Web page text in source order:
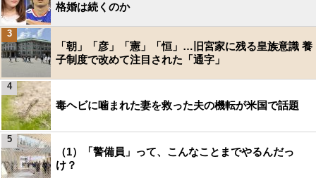
格婚は続くのか
「朝」「彦」「憲」「恒」…旧宮家に残る皇族意識 養
子制度で改めて注目された「通字」
3
毒ヘビに噛まれた妻を救った夫の機転が米国で話題
4
（1）「警備員」って、こんなことまでやるんだっ
け？
5